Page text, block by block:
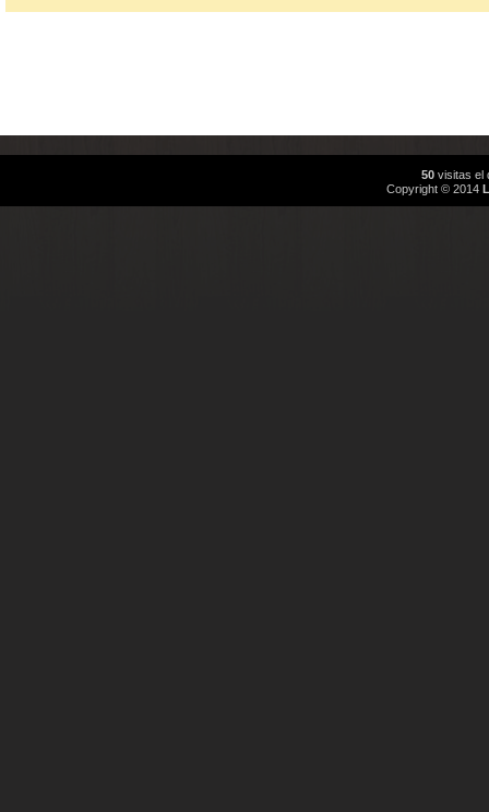
50visitas el
Copyright © 2014